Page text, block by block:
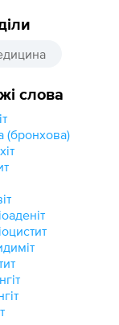
слова
(бронхова)